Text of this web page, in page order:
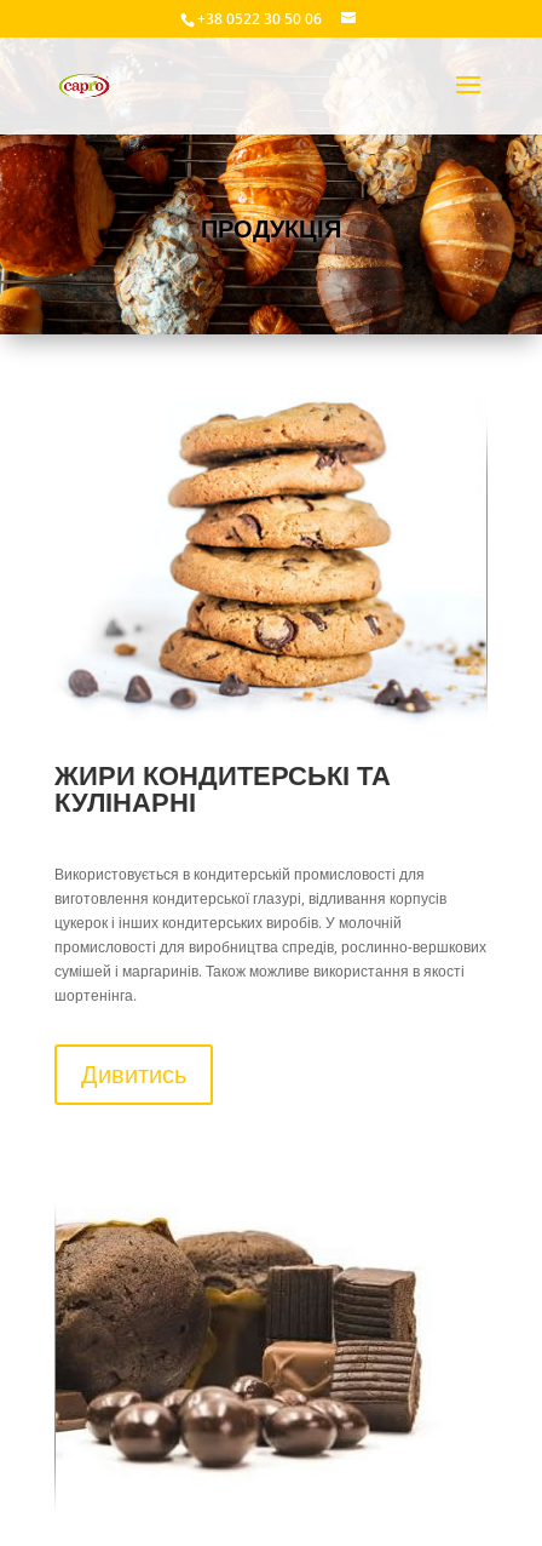
+38 0522 30 50 06
ПРОДУКЦІЯ
ЖИРИ КОНДИТЕРСЬКІ ТА
КУЛІНАРНІ
Використовується в кондитерській промисловості для
виготовлення кондитерської глазурі, відливання корпусів
цукерок і інших кондитерських виробів. У молочній
промисловості для виробництва спредів, рослинно-вершкових
сумішей і маргаринів. Також можливе використання в якості
шортенінга.
Дивитись